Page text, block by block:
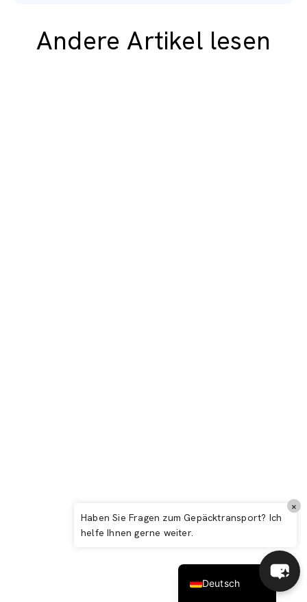
Andere Artikel lesen
Haben Sie Fragen zum Gepäcktransport? Ich
helfe Ihnen gerne weiter.
×
Deutsch
Español